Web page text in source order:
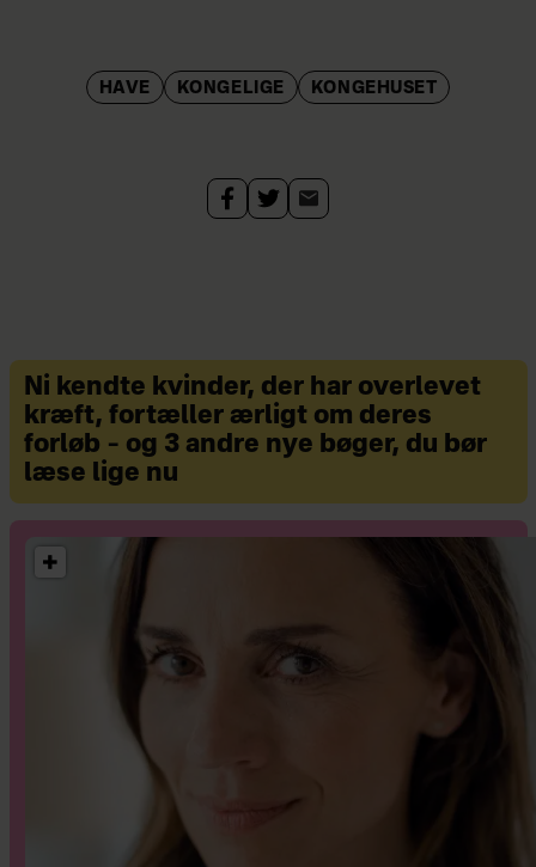
HAVE KONGELIGE KONGEHUSET
Ni kendte kvinder, der har overlevet
kræft, fortæller ærligt om deres
forløb – og 3 andre nye bøger, du bør
læse lige nu